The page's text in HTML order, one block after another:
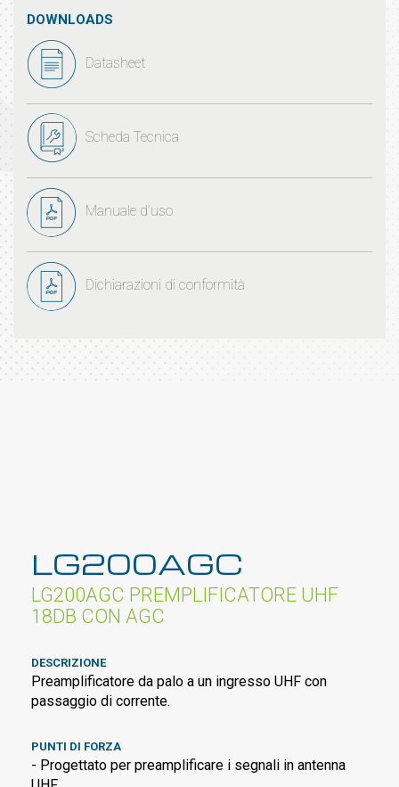
DOWNLOADS
Datasheet
Scheda Tecnica
Manuale d'uso
Dichiarazioni di conformità
LG200AGC
LG200AGC PREMPLIFICATORE UHF
18DB CON AGC
DESCRIZIONE
Preamplificatore da palo a un ingresso UHF con
passaggio di corrente.
PUNTI DI FORZA
- Progettato per preamplificare i segnali in antenna